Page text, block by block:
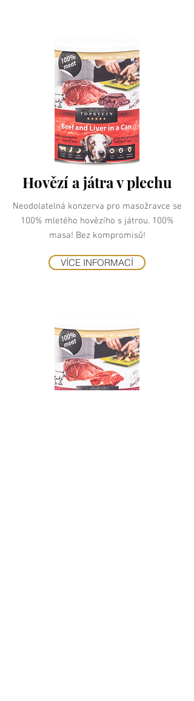
Hovězí a játra v plechu
Neodolatelná konzerva pro masožravce se
100% mletého hovězího s játrou. 100%
masa! Bez kompromisů!
VÍCE INFORMACÍ